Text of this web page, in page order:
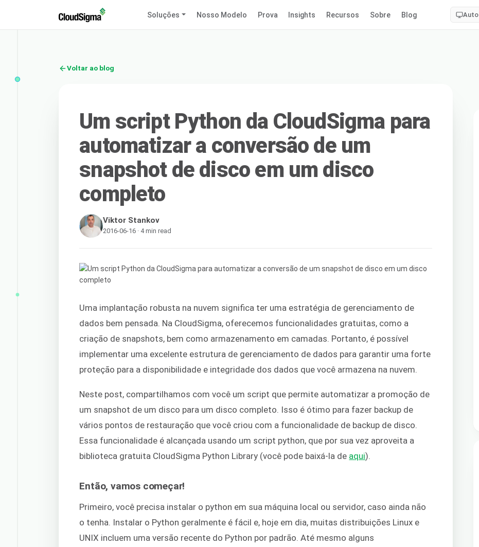
Soluções Nosso Modelo Prova Insights Recursos Sobre Blog Auto
Voltar ao blog
Um script Python da CloudSigma para
automatizar a conversão de um
snapshot de disco em um disco
completo
Viktor Stankov
2016-06-16 · 4 min read
Uma implantação robusta na nuvem significa ter uma estratégia de gerenciamento de
dados bem pensada. Na CloudSigma, oferecemos funcionalidades gratuitas, como a
criação de snapshots, bem como armazenamento em camadas. Portanto, é possível
implementar uma excelente estrutura de gerenciamento de dados para garantir uma forte
proteção para a disponibilidade e integridade dos dados que você armazena na nuvem.
Neste post, compartilhamos com você um script que permite automatizar a promoção de
um snapshot de um disco para um disco completo. Isso é ótimo para fazer backup de
vários pontos de restauração que você criou com a funcionalidade de backup de disco.
Essa funcionalidade é alcançada usando um script python, que por sua vez aproveita a
biblioteca gratuita CloudSigma Python Library (você pode baixá-la de aqui).
Então, vamos começar!
Primeiro, você precisa instalar o python em sua máquina local ou servidor, caso ainda não
o tenha. Instalar o Python geralmente é fácil e, hoje em dia, muitas distribuições Linux e
UNIX incluem uma versão recente do Python por padrão. Até mesmo alguns